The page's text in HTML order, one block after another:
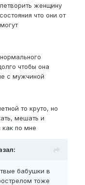
женщину
что они от
чтобы она
с мужчиной
то круто, но
мешать и
как по мне
бабушки в
тоже